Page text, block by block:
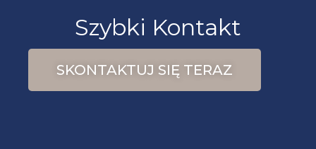
Szybki Kontakt
SKONTAKTUJ SIĘ TERAZ